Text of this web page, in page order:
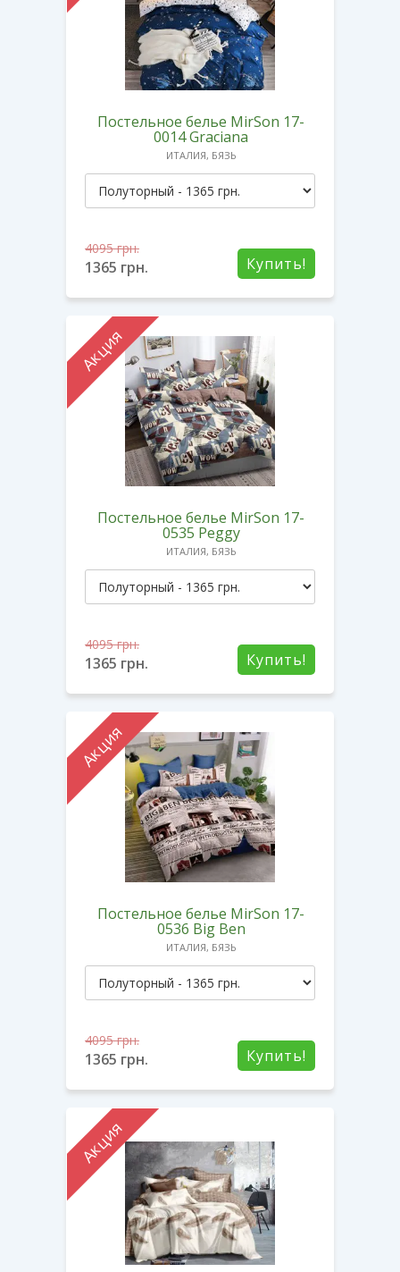
Постельное белье MirSon 17-
0014 Graciana
ИТАЛИЯ, БЯЗЬ
Купить!
4095грн.
1365 грн.
Акция
Постельное белье MirSon 17-
0535 Peggy
ИТАЛИЯ, БЯЗЬ
Купить!
4095грн.
1365 грн.
Акция
Постельное белье MirSon 17-
0536 Big Ben
ИТАЛИЯ, БЯЗЬ
Купить!
4095грн.
1365 грн.
Акция